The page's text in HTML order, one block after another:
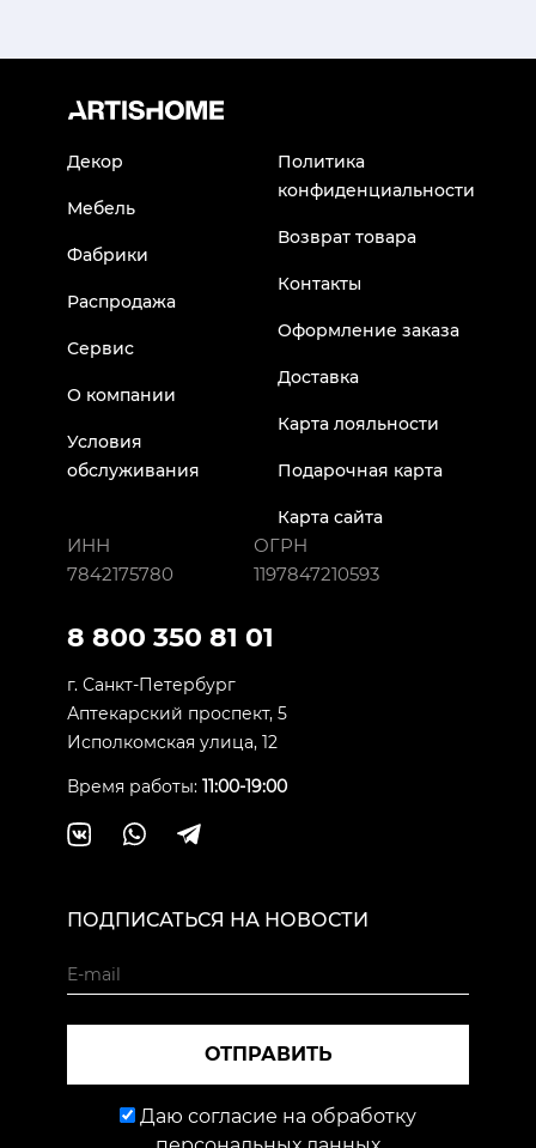
Декор
Мебель
Фабрики
Распродажа
Сервис
О компании
Условия
обслуживания
Политика
конфиденциальности
Возврат товара
Контакты
Оформление заказа
Доставка
Карта лояльности
Подарочная карта
Карта сайта
ИНН
7842175780
ОГРН
1197847210593
8 800 350 81 01
г. Санкт-Петербург
Аптекарский проспект, 5
Исполкомская улица, 12
Время работы: 11:00-19:00
ПОДПИСАТЬСЯ НА НОВОСТИ
ОТПРАВИТЬ
Даю согласие на обработку